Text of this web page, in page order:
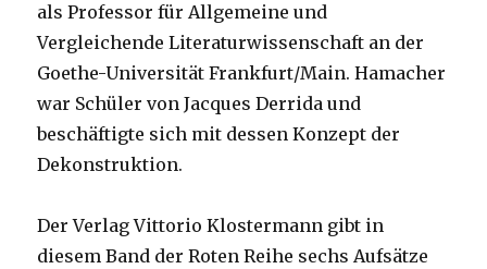
als Professor für Allgemeine und
Vergleichende Literaturwissenschaft an der
Goethe-Universität Frankfurt/Main. Hamacher
war Schüler von Jacques Derrida und
beschäftigte sich mit dessen Konzept der
Dekonstruktion.
Der Verlag Vittorio Klostermann gibt in
diesem Band der Roten Reihe sechs Aufsätze